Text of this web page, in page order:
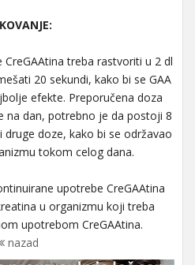
CreGAAtina treba rastvoriti u 2 dl
20 sekundi, kako bi se GAA
efekte. Preporučena doza
na dan, potrebno je da postoji 8
doze, kako bi se održavao
tokom celog dana.
upotrebe CreGAAtina
u organizmu koji treba
upotrebom CreGAAtina.
nazad